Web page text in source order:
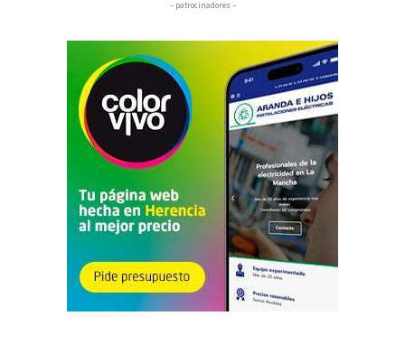
– patrocinadores –